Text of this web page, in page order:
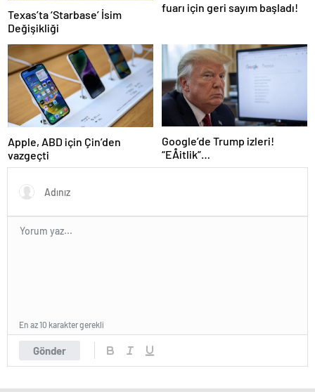
Texas’ta ‘Starbase’ İsim
Değişikliği
fuarı için geri sayım başladı!
Apple, ABD için Çin’den
vazgeçti
Google’de Trump izleri!
“EÅitlik”
ilkesiÂ rafaÂ kaldÄ±rÄ±lÄ±yor,
Gönder
En az 10 karakter gerekli